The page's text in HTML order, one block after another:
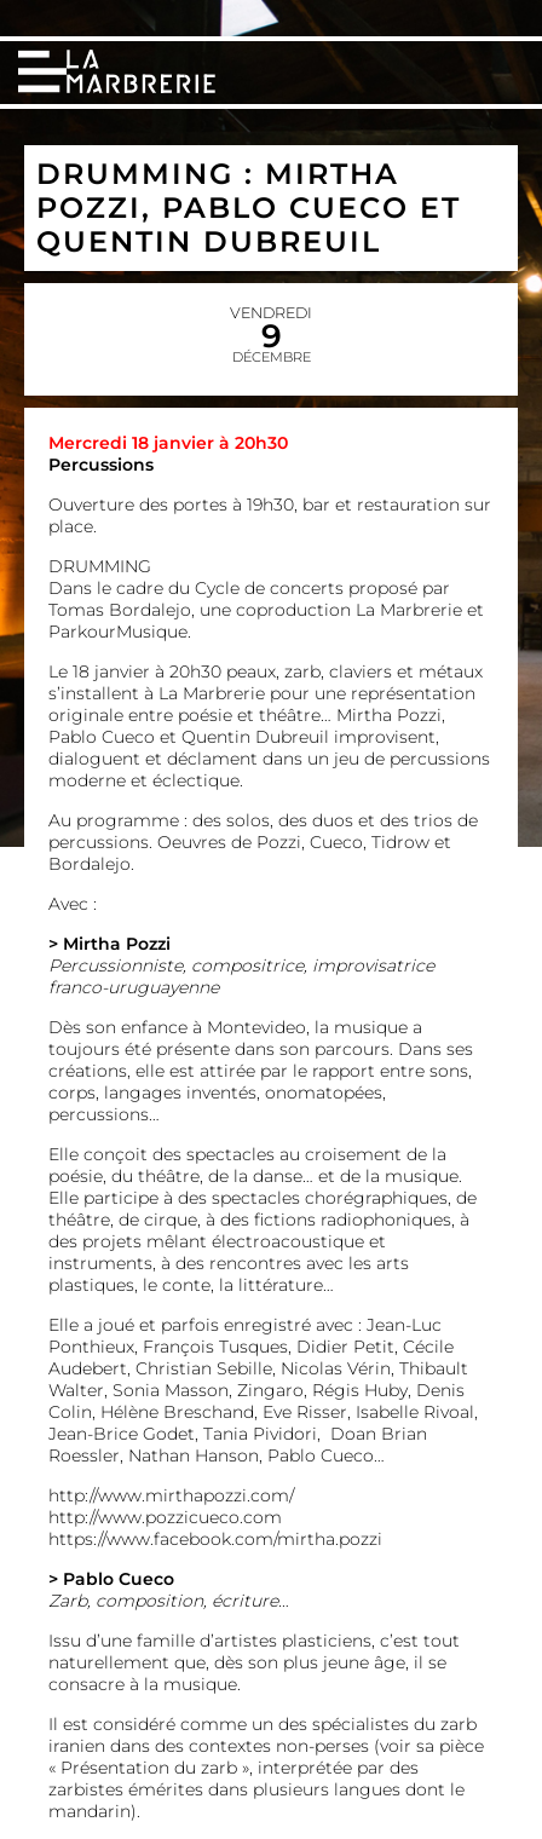
DRUMMING : MIRTHA
POZZI, PABLO CUECO ET
QUENTIN DUBREUIL
VENDREDI
9
DÉCEMBRE
Mercredi 18 janvier à 20h30
Percussions
Ouverture des portes à 19h30, bar et restauration sur
place.
DRUMMING
Dans le cadre du Cycle de concerts proposé par
Tomas Bordalejo, une coproduction La Marbrerie et
ParkourMusique.
Le 18 janvier à 20h30 peaux, zarb, claviers et métaux
s’installent à La Marbrerie pour une représentation
originale entre poésie et théâtre… Mirtha Pozzi,
Pablo Cueco et Quentin Dubreuil improvisent,
dialoguent et déclament dans un jeu de percussions
moderne et éclectique.
Au programme : des solos, des duos et des trios de
percussions. Oeuvres de Pozzi, Cueco, Tidrow et
Bordalejo.
Avec :
> Mirtha Pozzi
Percussionniste, compositrice, improvisatrice
franco-uruguayenne
Dès son enfance à Montevideo, la musique a
toujours été présente dans son parcours. Dans ses
créations, elle est attirée par le rapport entre sons,
corps, langages inventés, onomatopées,
percussions…
Elle conçoit des spectacles au croisement de la
poésie, du théâtre, de la danse… et de la musique.
Elle participe à des spectacles chorégraphiques, de
théâtre, de cirque, à des fictions radiophoniques, à
des projets mêlant électroacoustique et
instruments, à des rencontres avec les arts
plastiques, le conte, la littérature…
Elle a joué et parfois enregistré avec : Jean-Luc
Ponthieux, François Tusques, Didier Petit, Cécile
Audebert, Christian Sebille, Nicolas Vérin, Thibault
Walter, Sonia Masson, Zingaro, Régis Huby, Denis
Colin, Hélène Breschand, Eve Risser, Isabelle Rivoal,
Jean-Brice Godet, Tania Pividori, Doan Brian
Roessler, Nathan Hanson, Pablo Cueco…
http://www.mirthapozzi.com/
http://www.pozzicueco.com
https://www.facebook.com/mirtha.pozzi
> Pablo Cueco
Zarb, composition, écriture…
Issu d’une famille d’artistes plasticiens, c’est tout
naturellement que, dès son plus jeune âge, il se
consacre à la musique.
Il est considéré comme un des spécialistes du zarb
iranien dans des contextes non-perses (voir sa pièce
« Présentation du zarb », interprétée par des
zarbistes émérites dans plusieurs langues dont le
mandarin).